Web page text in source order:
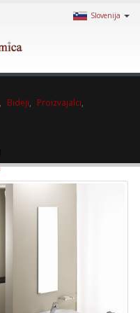
Slovenija
Bideji Proizvajalci